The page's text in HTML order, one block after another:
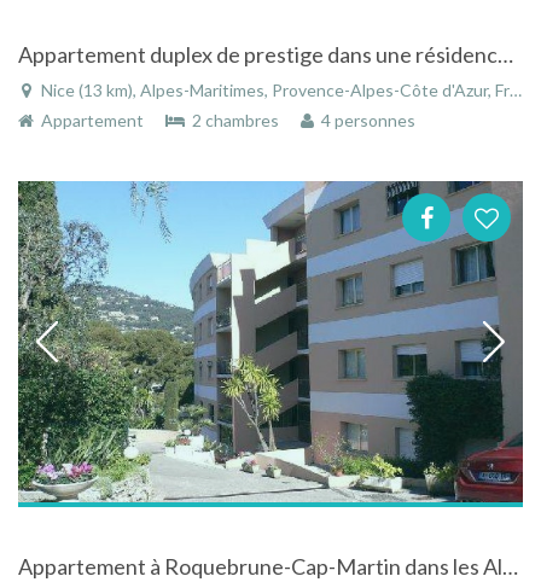
Appartement duplex de prestige dans une résidence calme et protégée à Nice-Cimiez
Nice (13 km), Alpes-Maritimes, Provence-Alpes-Côte d'Azur, France
Appartement
2 chambres 4 personnes
Appartement à Roquebrune-Cap-Martin dans les Alpes-Maritimes face à la mer